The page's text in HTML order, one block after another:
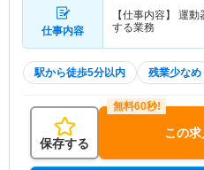
仕事内容
【仕事内容】 運
する業務
駅から徒歩5分以内 残業少なめ
保存する
この